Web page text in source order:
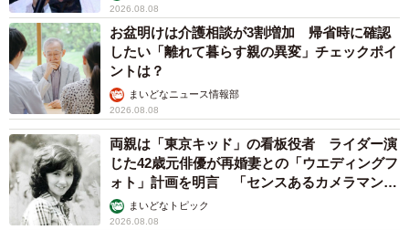
2026.08.08
お盆明けは介護相談が3割増加 帰省時に確認
したい「離れて暮らす親の異変」チェックポイ
ントは？
まいどなニュース情報部
2026.08.08
両親は「東京キッド」の看板役者 ライダー演
じた42歳元俳優が再婚妻との「ウエディングフ
ォト」計画を明言 「センスあるカメラマン求
む」まいどなトピック
2026.08.08